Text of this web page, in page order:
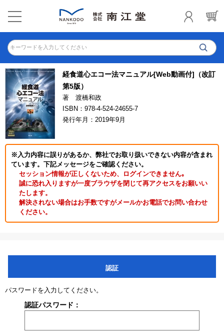
キーワードを入力してください
経食道心エコー法マニュアル[Web動画付]（改訂
第5版）
著 渡橋和政
ISBN：978-4-524-24655-7
発行年月：2019年9月
※入力内容に誤りがあるか、弊社でお取り扱いできない内容が含まれ
ています。下記メッセージをご確認ください。
セッション情報が正しくないため、ログインできません｡
誠に恐れ入りますが一度ブラウザを閉じて再アクセスをお願いい
たします。
解決されない場合はお手数ですがメールかお電話でお問い合わせ
ください。
認証
パスワードを入力してください。
認証パスワード：